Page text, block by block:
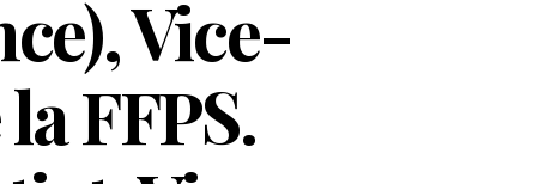
Vice-
FFPS.